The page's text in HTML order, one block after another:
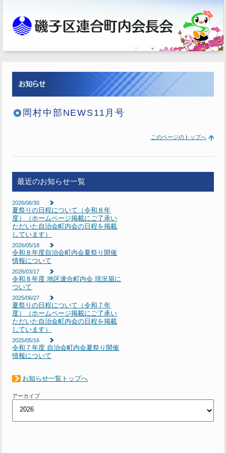
岡村中部NEWS11月号
このページのトップへ
最近のお知らせ一覧
2026/06/30
夏祭りの日程について（令和８年
度）（ホームページ掲載にご了承い
ただいた自治会町内会の日程を掲載
しています）
2026/05/18
令和８年度自治会町内会夏祭り開催
情報について
2026/03/17
令和８年度 地区連合町内会 現況届に
ついて
2025/06/27
夏祭りの日程について（令和７年
度）（ホームページ掲載にご了承い
ただいた自治会町内会の日程を掲載
しています）
2025/05/16
令和７年度 自治会町内会夏祭り開催
情報について
お知らせ一覧トップへ
アーカイブ